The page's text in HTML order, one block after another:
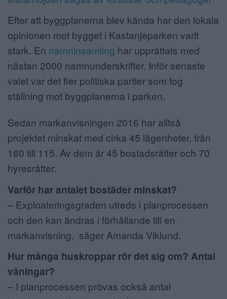
Efter att byggplanerna blev kända har den lokala
opinionen mot bygget i Kastanjeparken varit
stark. En namninsamling har upprättats med
nästan 2000 namnunderskrifter. Inför senaste
valet var det fler politiska partier som tog
ställning mot byggplanerna i parken.
Sedan markanvisningen 2016 har alltså
projektet minskat med cirka 45 lägenheter, från
160 till 115. Av dem är 45 bostadsrätter och 70
hyresrätter.
Varför har antalet bostäder minskat?
– Exploateringsgraden utreds i planprocessen
och den kan ändras i förhållande till en
markanvisning, säger Amanda Viklund.
Hur många huskroppar rör det sig om? Antal
våningar?
– I planprocessen prövas också antal